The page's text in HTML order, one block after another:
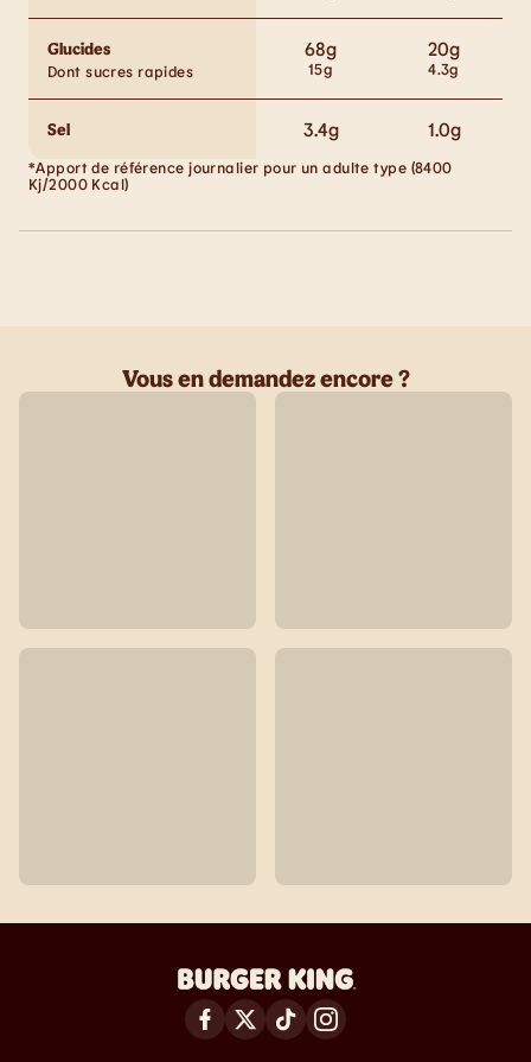
Glucides 68g 20g
Dont sucres rapides 15g 4.3g
Sel 3.4g 1.0g
*Apport de référence journalier pour un adulte type (8400
Kj/2000 Kcal)
Vous en demandez encore ?